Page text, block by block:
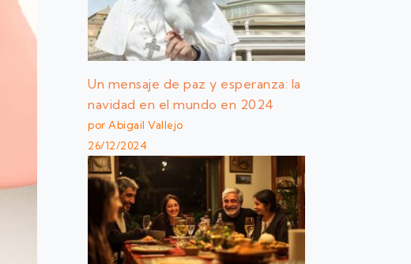
Un mensaje de paz y esperanza: la
navidad en el mundo en 2024
por Abigail Vallejo
26/12/2024